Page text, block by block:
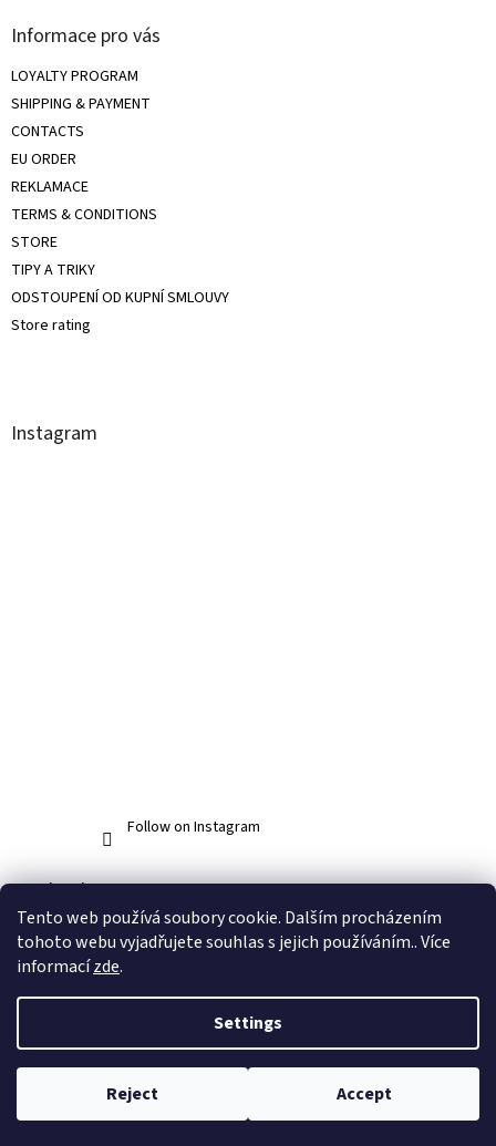
Tento web používá soubory cookie. Dalším procházením
tohoto webu vyjadřujete souhlas s jejich používáním.. Více
informacízde.
Settings
Reject Accept
Informace pro vás
LOYALTY PROGRAM
SHIPPING & PAYMENT
CONTACTS
EU ORDER
REKLAMACE
TERMS & CONDITIONS
STORE
TIPY A TRIKY
ODSTOUPENÍ OD KUPNÍ SMLOUVY
Store rating
Instagram
Follow on Instagram
Facebook
Copyright 2026www.abos.cz. All rights reserved.Edit cookie